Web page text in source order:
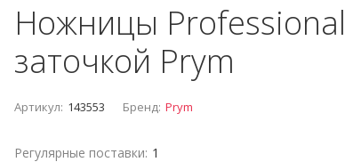
Ножницы Professional
заточкой Prym
Артикул: 143553 Бренд: Prym
Регулярные поставки: 1